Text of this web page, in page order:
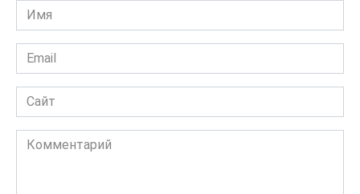
Имя
*
Email
*
Сайт
Комментарий